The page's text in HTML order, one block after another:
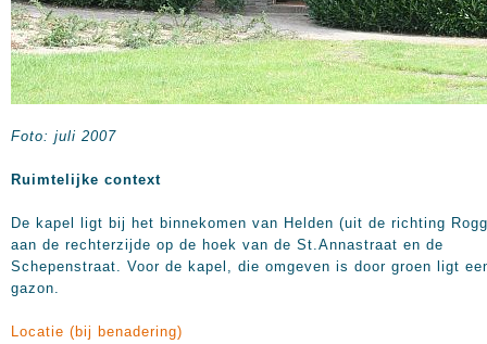
Foto: juli 2007
Ruimtelijke context
De kapel ligt bij het binnekomen van Helden (uit de richting
aan de rechterzijde op de hoek van de St.Annastraat en de
Schepenstraat. Voor de kapel, die omgeven is door groen ligt
gazon.
Locatie (bij benadering)